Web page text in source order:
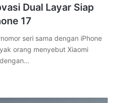
Dual Layar Siap
17
seri sama dengan iPhone
orang menyebut Xiaomi